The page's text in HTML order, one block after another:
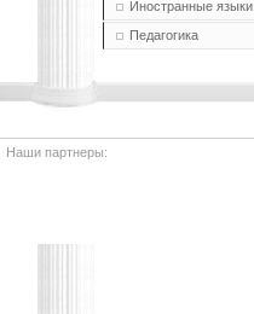
Иностранные языки
Педагогика
Наши партнеры: